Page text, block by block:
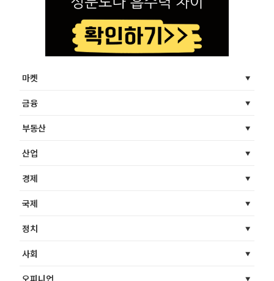
마켓
금융
부동산
산업
경제
국제
정치
사회
오피니언